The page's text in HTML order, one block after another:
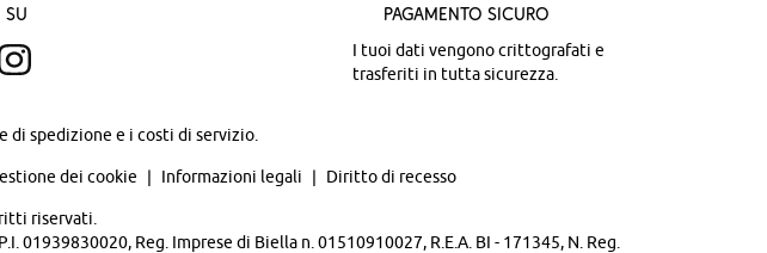
su Pagamento sicuro
I tuoi dati vengono crittografati e
trasferiti in tutta sicurezza.
di spedizione e i costi di servizio.
dei cookie Informazioni legali Diritto di recesso
riservati.
01939830020, Reg. Imprese di Biella n. 01510910027, R.E.A. BI - 171345, N. Reg.